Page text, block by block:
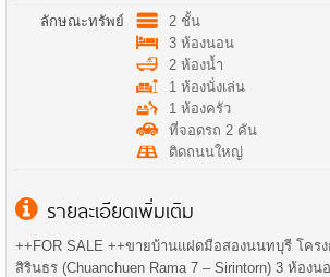
ลักษณะทรัพย์
2 ชั้น
3 ห้องนอน
2 ห้องน้ำ
1 ห้องนั่งเล่น
1 ห้องครัว
ที่จอดรถ 2 คัน
ติดถนนใหญ่
รายละเอียดเพิ่มเติม
++FOR SALE ++ขายบ้านแฝดมือสองนนทบุรี โคร
สิรินธร (Chuanchuen Rama 7 – Sirintorn) 3 ห้อง